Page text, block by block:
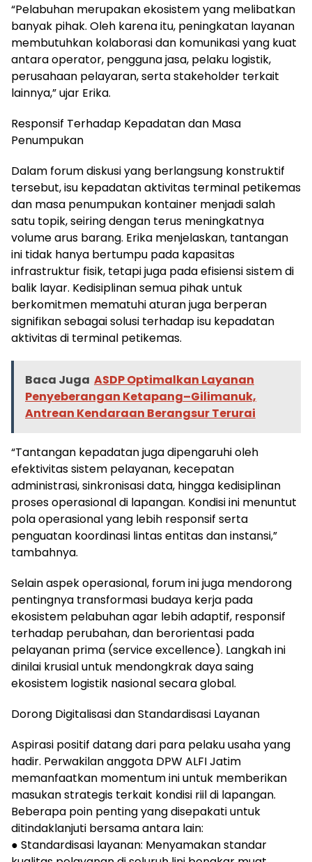
“Pelabuhan merupakan ekosistem yang melibatkan
banyak pihak. Oleh karena itu, peningkatan layanan
membutuhkan kolaborasi dan komunikasi yang kuat
antara operator, pengguna jasa, pelaku logistik,
perusahaan pelayaran, serta stakeholder terkait
lainnya,” ujar Erika.
Responsif Terhadap Kepadatan dan Masa
Penumpukan
Dalam forum diskusi yang berlangsung konstruktif
tersebut, isu kepadatan aktivitas terminal petikemas
dan masa penumpukan kontainer menjadi salah
satu topik, seiring dengan terus meningkatnya
volume arus barang. Erika menjelaskan, tantangan
ini tidak hanya bertumpu pada kapasitas
infrastruktur fisik, tetapi juga pada efisiensi sistem di
balik layar. Kedisiplinan semua pihak untuk
berkomitmen mematuhi aturan juga berperan
signifikan sebagai solusi terhadap isu kepadatan
aktivitas di terminal petikemas.
Baca Juga ASDP Optimalkan Layanan
Penyeberangan Ketapang–Gilimanuk,
Antrean Kendaraan Berangsur Terurai
“Tantangan kepadatan juga dipengaruhi oleh
efektivitas sistem pelayanan, kecepatan
administrasi, sinkronisasi data, hingga kedisiplinan
proses operasional di lapangan. Kondisi ini menuntut
pola operasional yang lebih responsif serta
penguatan koordinasi lintas entitas dan instansi,”
tambahnya.
Selain aspek operasional, forum ini juga mendorong
pentingnya transformasi budaya kerja pada
ekosistem pelabuhan agar lebih adaptif, responsif
terhadap perubahan, dan berorientasi pada
pelayanan prima (service excellence). Langkah ini
dinilai krusial untuk mendongkrak daya saing
ekosistem logistik nasional secara global.
Dorong Digitalisasi dan Standardisasi Layanan
Aspirasi positif datang dari para pelaku usaha yang
hadir. Perwakilan anggota DPW ALFI Jatim
memanfaatkan momentum ini untuk memberikan
masukan strategis terkait kondisi riil di lapangan.
Beberapa poin penting yang disepakati untuk
ditindaklanjuti bersama antara lain:
● Standardisasi layanan: Menyamakan standar